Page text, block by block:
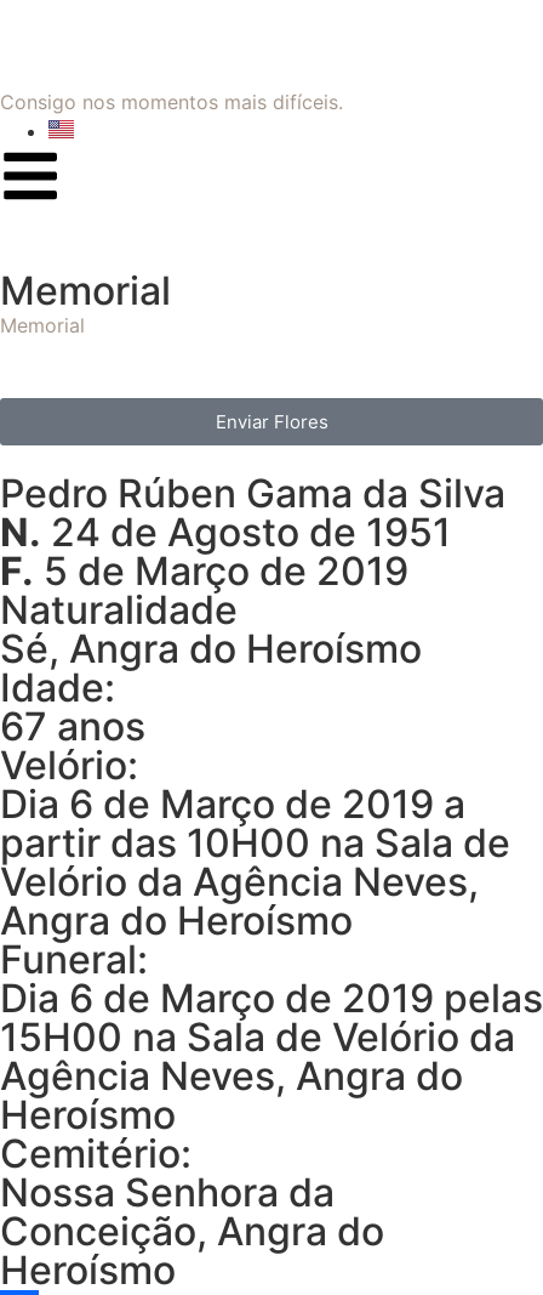
Consigo nos momentos mais difíceis.
Memorial
Memorial
Enviar Flores
Pedro Rúben Gama da Silva
N. 24 de Agosto de 1951
F. 5 de Março de 2019
Naturalidade
Sé, Angra do Heroísmo
Idade:
67 anos
Velório:
Dia 6 de Março de 2019 a
partir das 10H00 na Sala de
Velório da Agência Neves,
Angra do Heroísmo
Funeral:
Dia 6 de Março de 2019 pelas
15H00 na Sala de Velório da
Agência Neves, Angra do
Heroísmo
Cemitério:
Nossa Senhora da
Conceição, Angra do
Heroísmo